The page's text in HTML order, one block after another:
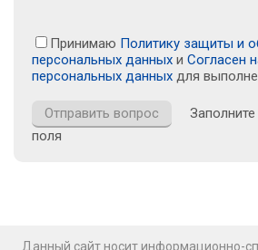
Принимаю Политику защиты и
персональных данных и Согласен
персональных данных для
Заполните
поля
Данный сайт носит информационно-